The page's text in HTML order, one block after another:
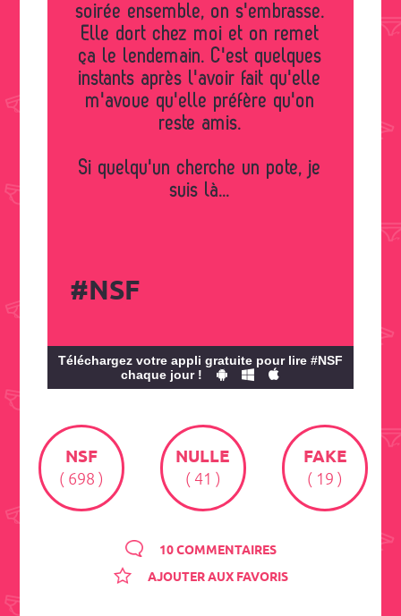
soirée ensemble, on s'embrasse.
Elle dort chez moi et on remet
ça le lendemain. C'est quelques
instants après l'avoir fait qu'elle
m'avoue qu'elle préfère qu'on
reste amis.
Si quelqu'un cherche un pote, je
suis là...
#NSF
Téléchargez votre appli gratuite pour lire #NSF
chaque jour !
NSF
( 698 )
NULLE
( 41 )
FAKE
( 19 )
10 COMMENTAIRES
AJOUTER AUX FAVORIS